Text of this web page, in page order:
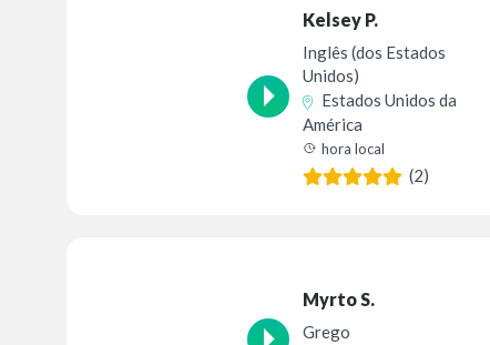
Kelsey P.
Inglês (dos Estados
Unidos)
Estados Unidos da
América
hora local
(2)
Myrto S.
Grego